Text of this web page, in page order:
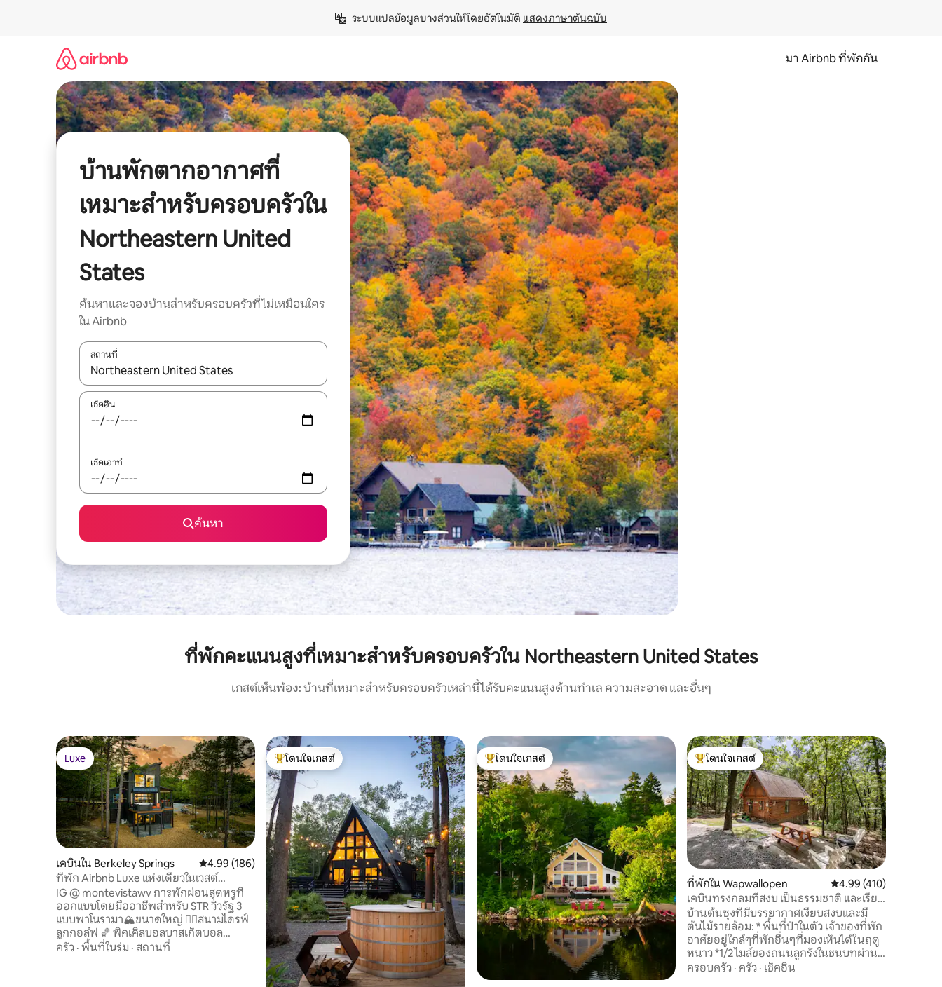
ระบบแปลข้อมูลบางส่วนให้โดยอัตโนมัติ แสดงภาษาต้นฉบับ
มา Airbnb ที่พักกัน
บ้านพักตากอากาศที่
เหมาะสำหรับครอบครัวใน
Northeastern United
States
ค้นหาและจองบ้านสำหรับครอบครัวที่ไม่เหมือนใคร
ใน Airbnb
สถานที่
ใช้ลูกศรขึ้นลง หรือใช้การสัมผัสหรือปัด เพื่อสำรวจผลการค้นหา
เช็คอิน
เช็คเอาท์
ค้นหา
ที่พักคะแนนสูงที่เหมาะสำหรับครอบครัวใน Northeastern United States
เกสต์เห็นพ้อง: บ้านที่เหมาะสำหรับครอบครัวเหล่านี้ได้รับคะแนนสูงด้านทำเล ความสะอาด และอื่นๆ
Luxe
Luxe
เคบินใน Berkeley Springs คะแนนเฉลี่ย 4.99 จาก 5, 186 รีวิว
4.99 (186)
ที่พัก Airbnb Luxe แห่งเดียวในเวสต์
เวอร์จิเนีย
IG @ montevistawv การพักผ่อนสุดหรูที่
ออกแบบโดยมืออาชีพสำหรับ STR วิวรัฐ 3
แบบพาโนรามา🏔️ขนาดใหญ่ 🏌️‍♂️สนามไดรฟ์
ลูกกอล์ฟ 🏀 พิคเคิลบอลบาสเก็ตบอล
วอลเลย์บอลและเทนนิส 🎮 เพลย์สเตชัน 5 มิ
ครัว · พื้นที่ในร่ม · สถานที่
โดนใจเกสต์ที่สุด
โดนใจเกสต์
โดนใจเกสต์ที่สุด
โดนใจเกสต์
โดนใจเกสต์ที่สุด
โดนใจเกสต์
ที่พักใน Wapwallopen คะแนนเฉลี่ย 4.99 จาก
4.99 (410)
เคบินทรงกลมที่สงบ เป็นธรรมชาติ และเรียบ
ง่ายในป่า
บ้านต้นซุงที่มีบรรยากาศเงียบสงบและมี
ต้นไม้รายล้อม: * พื้นที่ป่าในตัว เจ้าของที่พัก
อาศัยอยู่ใกล้ๆที่พักอื่นๆที่มองเห็นได้ในฤดู
หนาว *1/2 ไมล์ของถนนลูกรังในชนบทผ่าน
บ้านระหว่างทางไปยังเคบิน โปรดขับช้าๆ *
ครอบครัว · ครัว · เช็คอิน